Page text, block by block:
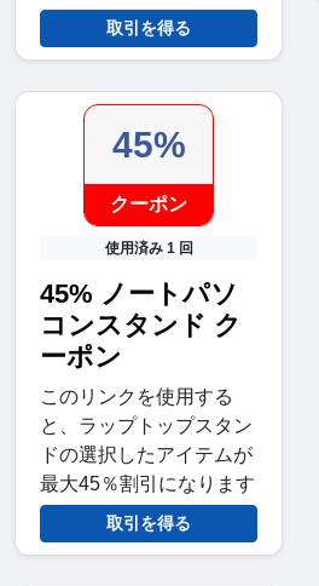
取引を得る
45%
クーポン
使用済み 1 回
45% ノートパソ
コンスタンド ク
ーポン
このリンクを使用する
と、ラップトップスタン
ドの選択したアイテムが
最大45％割引になります
取引を得る